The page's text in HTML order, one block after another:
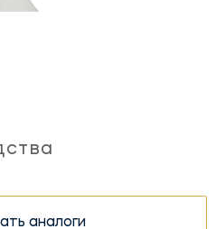
аналоги